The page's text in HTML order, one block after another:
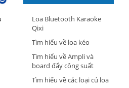
Loa Bluetooth Karaoke
Qixi
Tìm hiểu về loa kéo
Tìm hiểu về Ampli và
board đẩy công suất
Tìm hiểu về các loại củ loa